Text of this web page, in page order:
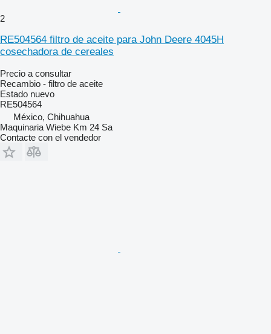
2
RE504564 filtro de aceite para John Deere 4045H
cosechadora de cereales
Precio a consultar
Recambio - filtro de aceite
Estado nuevo
RE504564
México, Chihuahua
Maquinaria Wiebe Km 24 Sa
Contacte con el vendedor